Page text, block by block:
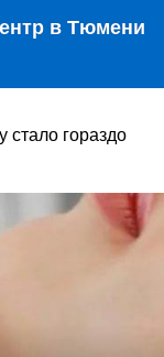
в Тюмени
стало гораздо